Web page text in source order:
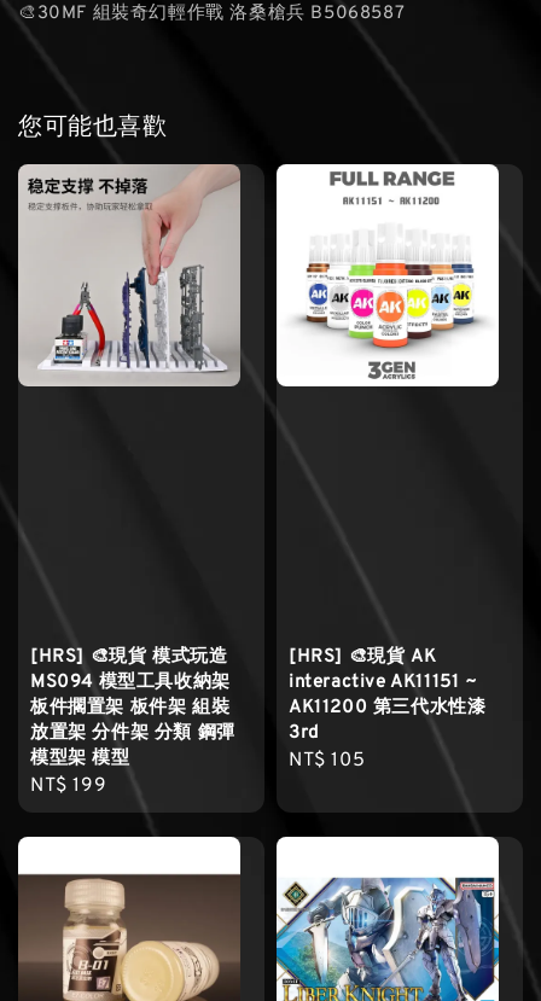
🎨30MF 組裝奇幻輕作戰 洛桑槍兵 B5068587
您可能也喜歡
[HRS] 🎨現貨 模式玩造
MS094 模型工具收納架
板件擱置架 板件架 組裝
放置架 分件架 分類 鋼彈
模型架 模型
Regular
price
NT$ 199
[HRS] 🎨現貨 AK
interactive AK11151 ~
AK11200 第三代水性漆
3rd
Regular
NT$ 105